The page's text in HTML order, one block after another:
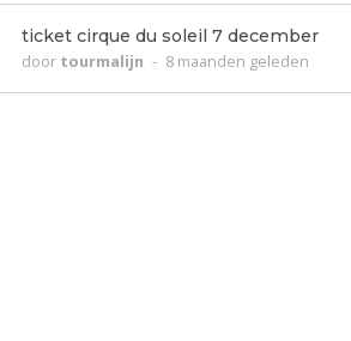
ticket cirque du soleil 7 december
door tourmalijn - 8 maanden geleden